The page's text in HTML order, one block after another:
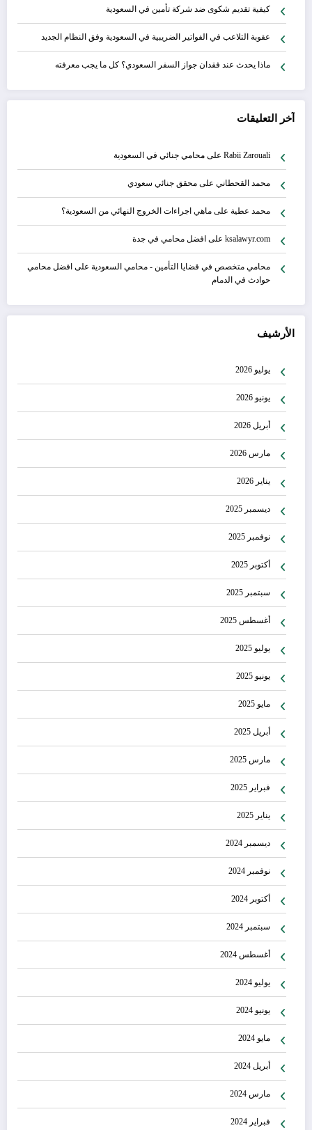
كيفية تقديم شكوى ضد شركة تأمين في السعودية
عقوبة التلاعب في الفواتير الضريبية في السعودية وفق النظام الجديد
ماذا يحدث عند فقدان جواز السفر السعودي؟ كل ما يجب معرفته
آخر التعليقات
Rabii Zarouali على محامي جنائي في السعودية
محمد القحطاني على محقق جنائي سعودي
محمد عطية على ماهي اجراءات الخروج النهائي من السعودية؟
ksalawyr.com على افضل محامي في جدة
محامي متخصص في قضايا التأمين - محامي السعودية على افضل محامي
حوادث في الدمام
الأرشيف
يوليو 2026
يونيو 2026
أبريل 2026
مارس 2026
يناير 2026
ديسمبر 2025
نوفمبر 2025
أكتوبر 2025
سبتمبر 2025
أغسطس 2025
يوليو 2025
يونيو 2025
مايو 2025
أبريل 2025
مارس 2025
فبراير 2025
يناير 2025
ديسمبر 2024
نوفمبر 2024
أكتوبر 2024
سبتمبر 2024
أغسطس 2024
يوليو 2024
يونيو 2024
مايو 2024
أبريل 2024
مارس 2024
فبراير 2024